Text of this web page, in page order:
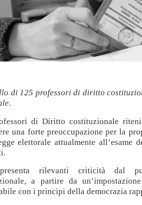
di 125 professori di diritto
.
di Diritto costituzionale
una forte preoccupazione per la
elettorale attualmente all’esame
rilevanti criticità dal
a partire da
con i principi della democrazia